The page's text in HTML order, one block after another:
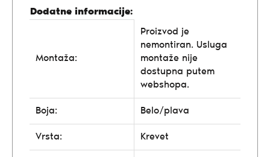
Dodatne informacije:
Montaža:
Proizvod je
nemontiran. Usluga
montaže nije
dostupna putem
webshopa.
Boja: Belo/plava
Vrsta: Krevet